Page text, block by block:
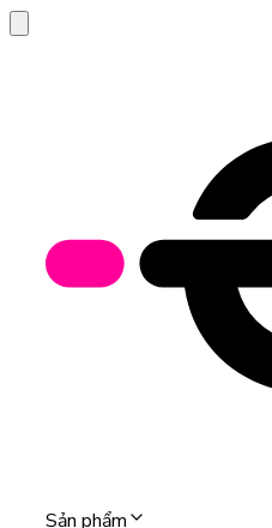
Sản phẩm